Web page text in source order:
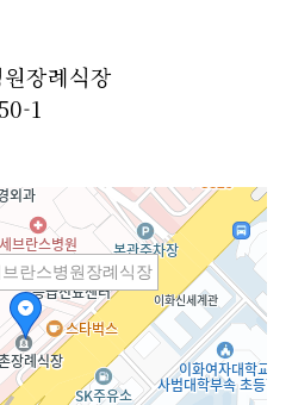
장례식장
1
란스병원장례식장